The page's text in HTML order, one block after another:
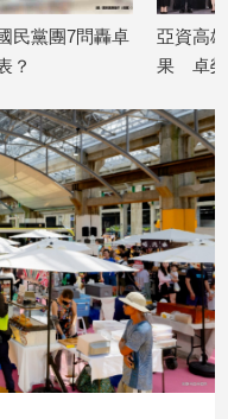
卓
亞資高雄專區滿周年
果 卓榮泰視察中信